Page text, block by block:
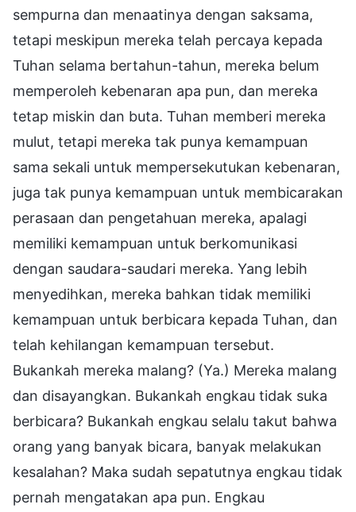
sempurna dan menaatinya dengan saksama,
tetapi meskipun mereka telah percaya kepada
Tuhan selama bertahun-tahun, mereka belum
memperoleh kebenaran apa pun, dan mereka
tetap miskin dan buta. Tuhan memberi mereka
mulut, tetapi mereka tak punya kemampuan
sama sekali untuk mempersekutukan kebenaran,
juga tak punya kemampuan untuk membicarakan
perasaan dan pengetahuan mereka, apalagi
memiliki kemampuan untuk berkomunikasi
dengan saudara-saudari mereka. Yang lebih
menyedihkan, mereka bahkan tidak memiliki
kemampuan untuk berbicara kepada Tuhan, dan
telah kehilangan kemampuan tersebut.
Bukankah mereka malang? (Ya.) Mereka malang
dan disayangkan. Bukankah engkau tidak suka
berbicara? Bukankah engkau selalu takut bahwa
orang yang banyak bicara, banyak melakukan
kesalahan? Maka sudah sepatutnya engkau tidak
pernah mengatakan apa pun. Engkau